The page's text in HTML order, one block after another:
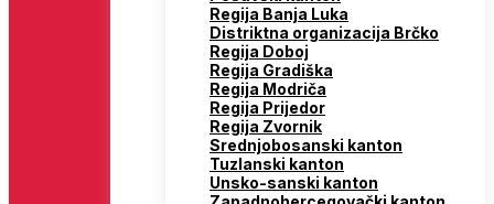
Regija Banja Luka
Distriktna organizacija Brčko
Regija Doboj
Regija Gradiška
Regija Modriča
Regija Prijedor
Regija Zvornik
Srednjobosanski kanton
Tuzlanski kanton
Unsko-sanski kanton